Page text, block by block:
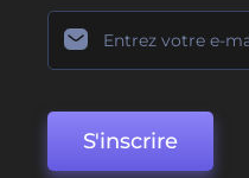
S'inscrire